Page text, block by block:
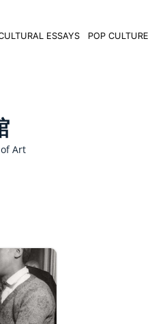
ESSAYS POP CULTURE
Art